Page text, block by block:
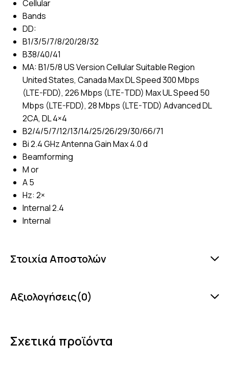
Cellular
Bands
DD:
B1/3/5/7/8/20/28/32
B38/40/41
MA: B1/5/8 US Version Cellular Suitable Region
United States, Canada Max DL Speed 300 Mbps
(LTE-FDD), 226 Mbps (LTE-TDD) Max UL Speed 50
Mbps (LTE-FDD), 28 Mbps (LTE-TDD) Advanced DL
2CA, DL 4×4
B2/4/5/7/12/13/14/25/26/29/30/66/71
Bi 2.4 GHz Antenna Gain Max 4.0 d
Beamforming
M or
A 5
Hz: 2×
Internal 2.4
Internal
Στοιχία Αποστολών
Αξιολογήσεις(0)
Σχετικά προϊόντα